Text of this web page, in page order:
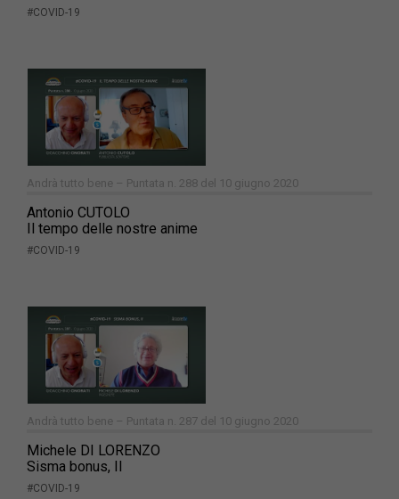
#COVID-19
Andrà tutto bene – Puntata n. 288 del 10 giugno 2020
Antonio CUTOLO
Il tempo delle nostre anime
#COVID-19
Andrà tutto bene – Puntata n. 287 del 10 giugno 2020
Michele DI LORENZO
Sisma bonus, II
#COVID-19